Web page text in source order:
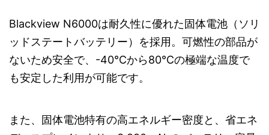
Blackview N6000は耐久性に優れた固体電池（ソリ
ッドステートバッテリー）を採用。可燃性の部品が
ないため安全で、-40℃から80℃の極端な温度で
も安定した利用が可能です。
また、固体電池特有の高エネルギー密度と、省エネ